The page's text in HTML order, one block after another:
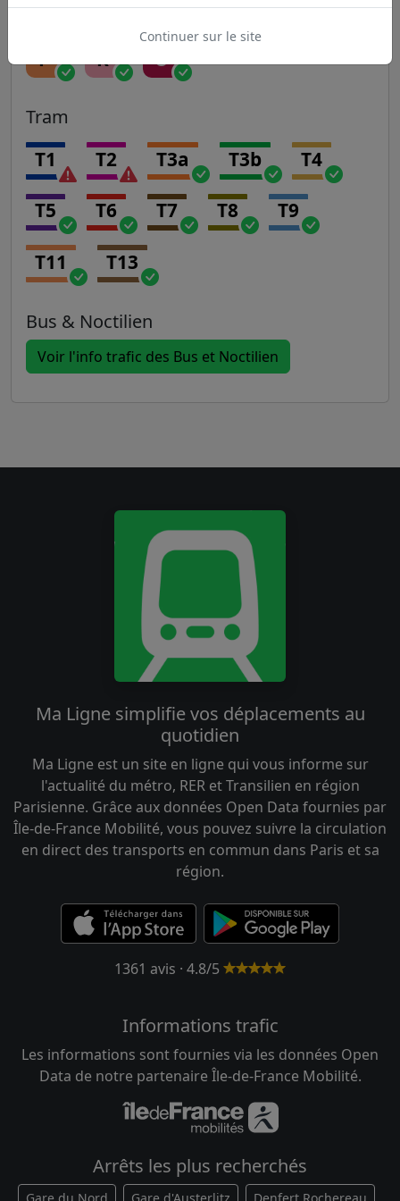
H J K L N
P R U
Tram
T1 T2 T3a T3b T4
T5 T6 T7 T8 T9
T11 T13
Bus & Noctilien
Voir l'info trafic des Bus et Noctilien
Ma Ligne simplifie vos déplacements au
quotidien
Ma Ligne est un site en ligne qui vous informe sur
l'actualité du métro, RER et Transilien en région
Parisienne. Grâce aux données Open Data fournies par
Île-de-France Mobilité, vous pouvez suivre la circulation
en direct des transports en commun dans Paris et sa
région.
1361 avis · 4.8/5
Informations trafic
Les informations sont fournies via les données Open
Data de notre partenaire Île-de-France Mobilité.
Arrêts les plus recherchés
Continuer sur le site